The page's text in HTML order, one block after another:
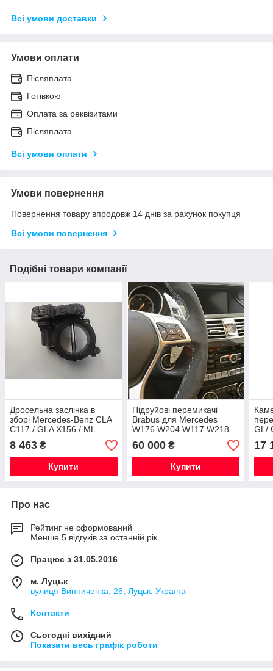
Всі умови доставки
Умови оплати
Післяплата
Готівкою
Оплата за реквізитами
Післяплата
Всі умови оплати
Умови повернення
Повернення товару впродовж 14 днів за рахунок покупця
Всі умови повернення
Подібні товари компанії
Дросельна заслінка в
зборі Mercedes-Benz CLA
C117 / GLA X156 / ML
W166 / SLK R172 / A W176
/ C W204
8 463 ₴
Купити
Підруйові перемикачі
Brabus для Mercedes
W176 W204 W117 W218
W212 W463 X166 W166
X156 W222 R231 R172
60 000₴
Купити
GL/
17
Про нас
Рейтинг не сформований
Менше 5 відгуків за останній рік
Працює з 31.05.2016
м. Луцьк
вулиця Винниченка, 26, Луцьк, Україна
Контакти
Сьогодні вихідний
Показати весь графік роботи